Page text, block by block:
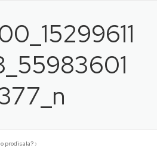
prodisala? »